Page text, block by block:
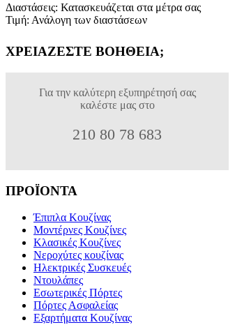
Διαστάσεις: Κατασκευάζεται στα μέτρα σας
Τιμή: Ανάλογη των διαστάσεων
ΧΡΕΙΑΖΕΣΤΕ ΒΟΗΘΕΙΑ;
Για την καλύτερη εξυπηρέτησή σας
καλέστε μας στο
210 80 78 683
ΠΡΟΪΟΝΤΑ
Έπιπλα Κουζίνας
Μοντέρνες Κουζίνες
Κλασικές Κουζίνες
Νεροχύτες κουζίνας
Ηλεκτρικές Συσκευές
Ντουλάπες
Εσωτερικές Πόρτες
Πόρτες Ασφαλείας
Εξαρτήματα Κουζίνας